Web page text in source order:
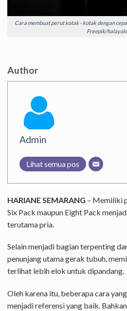
Cara membuat perut kotak - kotak dengan
Freepik/
Author
Admin
Lihat semua pos
HARIANE SEMARANG – Memiliki
Six Pack maupun Eight Pack
terutama pria.
Selain menjadi bagian terpenting
penunjang utama gerak tubuh,
terlihat lebih elok untuk dipandang.
Oleh karena itu, beberapa cara
menjadi referensi yang baik.